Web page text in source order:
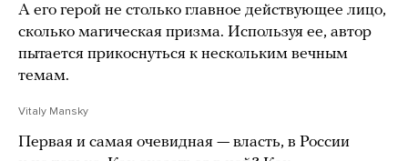
А его герой не столько главное действующее лицо,
сколько магическая призма. Используя ее, автор
пытается прикоснуться к нескольким вечным
темам.
Vitaly Mansky
Первая и самая очевидная — власть, в России